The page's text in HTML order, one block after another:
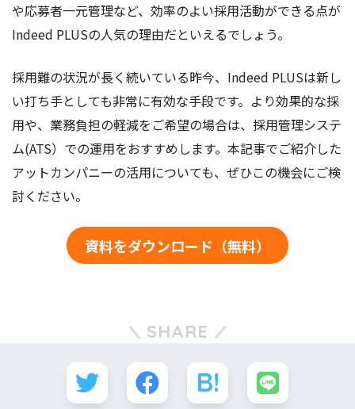
や応募者一元管理など、効率のよい採用活動ができる点が
Indeed PLUSの人気の理由だといえるでしょう。
採用難の状況が長く続いている昨今、Indeed PLUSは新し
い打ち手としても非常に有効な手段です。より効果的な採
用や、業務負担の軽減をご希望の場合は、採用管理システ
ム(ATS）での運用をおすすめします。本記事でご紹介した
アットカンパニーの活用についても、ぜひこの機会にご検
討ください。
資料をダウンロード（無料）
SHARE